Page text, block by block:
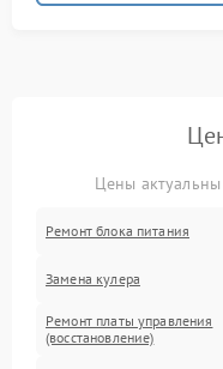
Цены
Ремонт блока питания
Замена кулера
Ремонт платы управления
(восстановление)